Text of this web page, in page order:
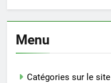
Menu
Catégories sur le site